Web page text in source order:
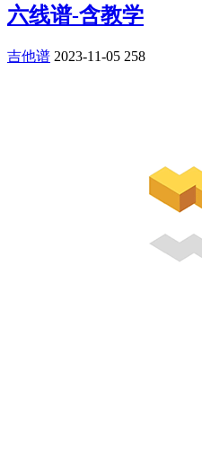
六线谱-含教学
吉他谱 2023-11-05 258